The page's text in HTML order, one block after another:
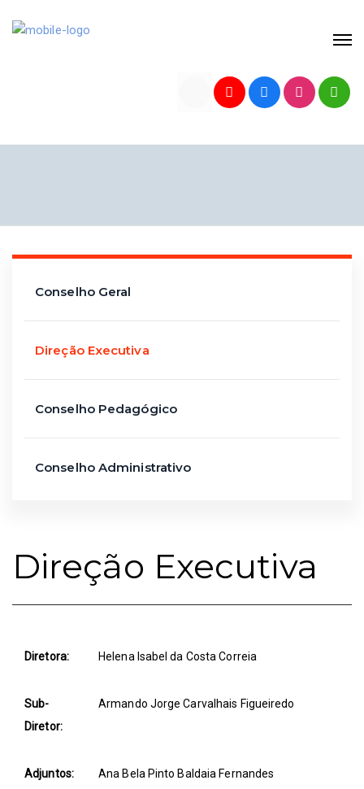
Conselho Geral
Direção Executiva
Conselho Pedagógico
Conselho Administrativo
Direção Executiva
Diretora: Helena Isabel da Costa Correia
Sub-
Diretor:
Armando Jorge Carvalhais Figueiredo
Adjuntos:
Ana Bela Pinto Baldaia Fernandes